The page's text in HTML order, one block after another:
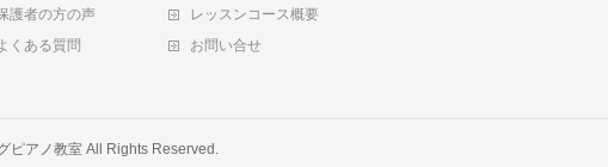
護者の方の声
レッスンコース概要
くある質問
お問い合せ
ピアノ教室All Rights Reserved.